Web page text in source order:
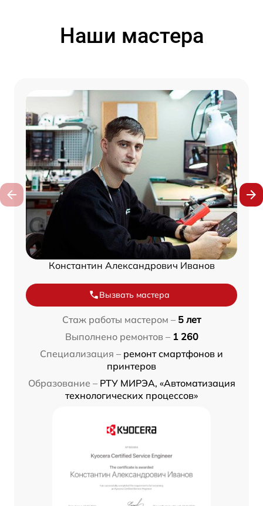
Наши мастера
Константин Александрович Иванов
Вызвать мастера
Стаж работы мастером – 5 лет
Выполнено ремонтов – 1 260
Специализация – ремонт смартфонов и
принтеров
Образование – РТУ МИРЭА, «Автоматизация
технологических процессов»